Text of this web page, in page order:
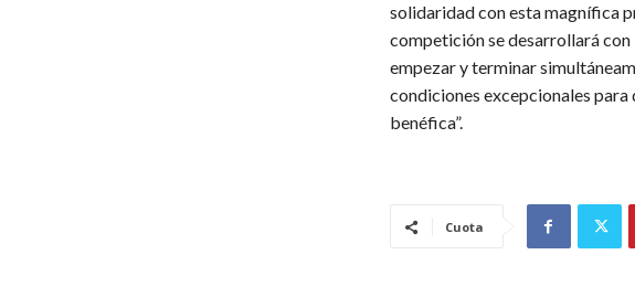
solidaridad con esta magnífica
competición se desarrollará con
empezar y terminar
condiciones excepcionales
benéfica”.
Cuota